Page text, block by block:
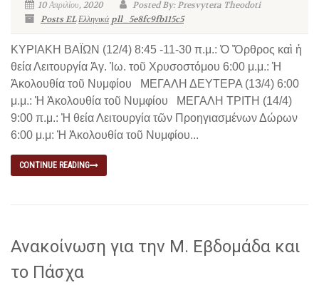
10 Απριλίου, 2020
Posted By: Presvytera Theodoti
Posts ELΕλληνικά pll_5e8fc9fb115c5
ΚΥΡΙΑΚΗ ΒΑΪΩΝ (12/4) 8:45 -11-30 π.μ.: Ὁ Ὄρθρος καὶ ἡ
θεία Λειτουργία Ἁγ. Ἰω. τοῦ Χρυσοστόμου 6:00 μ.μ.: Ἡ
Ἀκολουθία τοῦ Νυμφίου ΜΕΓΑΛΗ ΔΕΥΤΕΡΑ (13/4) 6:00
μ.μ.: Ἡ Ἀκολουθία τοῦ Νυμφίου ΜΕΓΑΛΗ ΤΡΙΤΗ (14/4)
9:00 π.μ.: Ἡ θεία Λειτουργία τῶν Προηγιασμένων Δώρων
6:00 μ.μ: Ἡ Ἀκολουθία τοῦ Νυμφίου...
CONTINUE READING
Ανακοίνωση για την Μ. Εβδομάδα και
το Πάσχα